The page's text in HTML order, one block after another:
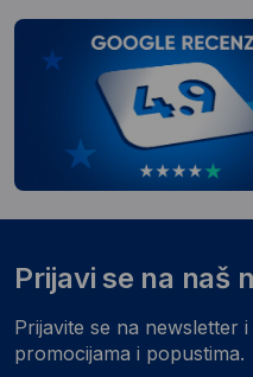
Prijavi se na naš
Prijavite se na newsletter
promocijama i popustima.